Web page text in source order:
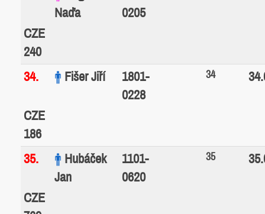
240
34.
186
Fišer Jiří
1801-
0228
34
35.
769
Hubáček
Jan
1101-
0620
35